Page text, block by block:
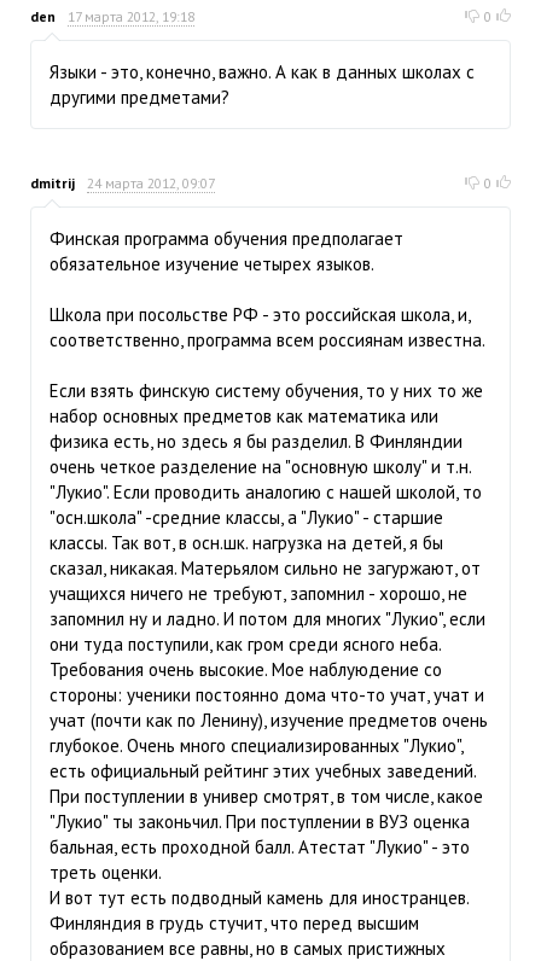
den 17 марта 2012, 19:18 0
Языки - это, конечно, важно. А как в данных школах с
другими предметами?
dmitrij 24 марта 2012, 09:07 0
Финская программа обучения предполагает
обязательное изучение четырех языков.
Школа при посольстве РФ - это российская школа, и,
соответственно, программа всем россиянам известна.
Если взять финскую систему обучения, то у них то же
набор основных предметов как математика или
физика есть, но здесь я бы разделил. В Финляндии
очень четкое разделение на "основную школу" и т.н.
"Лукио". Если проводить аналогию с нашей школой, то
"осн.школа" -средние классы, а "Лукио" - старшие
классы. Так вот, в осн.шк. нагрузка на детей, я бы
сказал, никакая. Матерьялом сильно не загуржают, от
учащихся ничего не требуют, запомнил - хорошо, не
запомнил ну и ладно. И потом для многих "Лукио", если
они туда поступили, как гром среди ясного неба.
Требования очень высокие. Мое наблуюдение со
стороны: ученики постоянно дома что-то учат, учат и
учат (почти как по Ленину), изучение предметов очень
глубокое. Очень много специализированных "Лукио",
есть официальный рейтинг этих учебных заведений.
При поступлении в универ смотрят, в том числе, какое
"Лукио" ты законьчил. При поступлении в ВУЗ оценка
бальная, есть проходной балл. Атестат "Лукио" - это
треть оценки.
И вот тут есть подводный камень для иностранцев.
Финляндия в грудь стучит, что перед высшим
образованием все равны, но в самых пристижных